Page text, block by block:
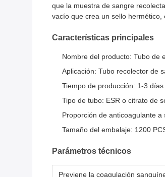
que la muestra de sangre
vacío que crea un sello
Características principales
Nombre del producto: Tubo de
Aplicación: Tubo recolector de
Tiempo de producción: 1-3
Tipo de tubo: ESR o citrato de
Proporción de anticoagulante a
Tamaño del embalaje: 1200
Parámetros técnicos
Previene la coagulación